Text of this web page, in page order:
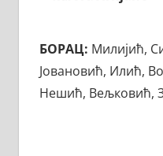
БОРАЦ: Милијић,
Јовановић, Илић,
Нешић, Вељковић,